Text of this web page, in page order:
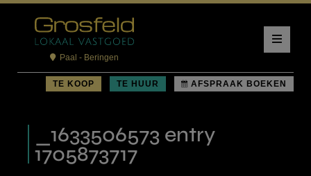
Paal - Beringen
TE KOOP TE HUUR AFSPRAAK BOEKEN
_1633506573 entry
1705873717